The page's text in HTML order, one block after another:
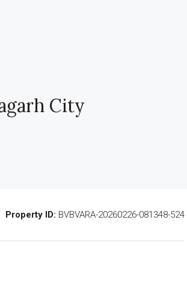
City
Property ID: BVBVARA-20260226-081348-524